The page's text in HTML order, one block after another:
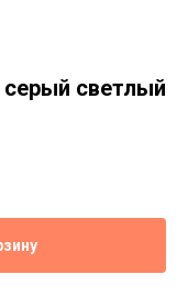
светлый